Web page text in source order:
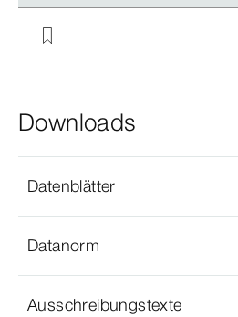
Downloads
Datenblätter
Datanorm
Ausschreibungstexte